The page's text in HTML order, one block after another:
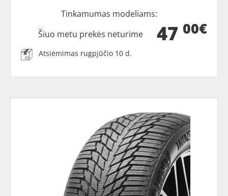
Tinkamumas modeliams:
47 00€
Šiuo metu prekės neturime
Atsiėmimas rugpjūčio 10 d.